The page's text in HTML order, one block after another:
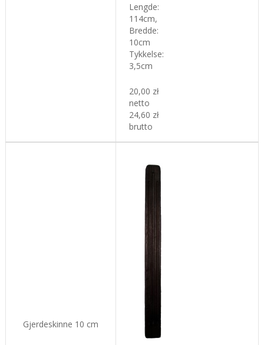
L engde:
114cm,
Bredde:
10cm
Tykkelse:
3,5cm
20,00 zł
netto
24,60 zł
brutto
Gjerdeskinne 10 cm